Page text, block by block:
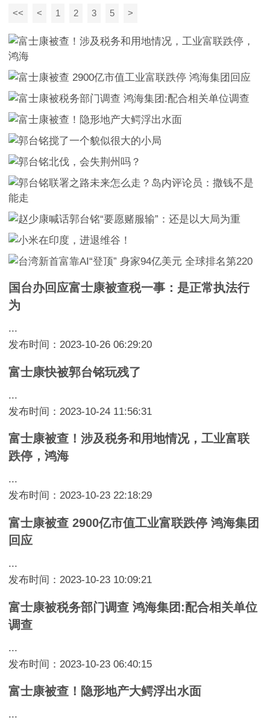
<< < 1 2 3 5 >
国台办回应富士康被查税一事：是正常执法行
为
...
发布时间：2023-10-26 06:29:20
富士康快被郭台铭玩残了
...
发布时间：2023-10-24 11:56:31
富士康被查！涉及税务和用地情况，工业富联
跌停，鸿海
...
发布时间：2023-10-23 22:18:29
富士康被查 2900亿市值工业富联跌停 鸿海集团
回应
...
发布时间：2023-10-23 10:09:21
富士康被税务部门调查 鸿海集团:配合相关单位
调查
...
发布时间：2023-10-23 06:40:15
富士康被查！隐形地产大鳄浮出水面
...